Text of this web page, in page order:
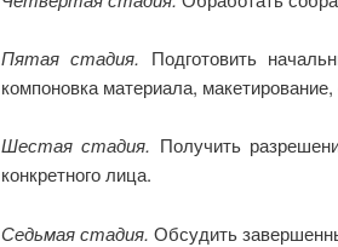
Пятая стадия. Подготовить
компоновка материала,
Шестая стадия. Получить
конкретного лица.
Седьмая стадия. Обсудить